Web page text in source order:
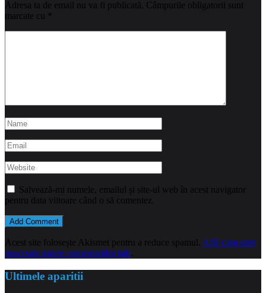
Adresa ta de email nu va fi publicată. Câmpurile obligatorii sunt
marcate cu
Salvează-mi numele, emailul și site-ul web în acest navigator
pentru data viitoare când o să comentez.
Acest site folosește Akismet pentru a reduce spamul. Află cum sunt
procesate datele comentariilor tale
Ultimele aparitii